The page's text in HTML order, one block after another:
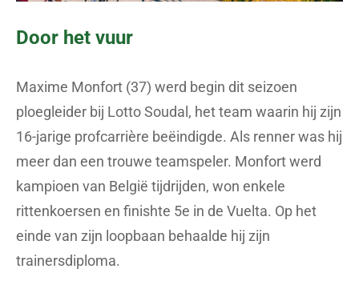
Door het vuur
Maxime Monfort (37) werd begin dit seizoen
ploegleider bij Lotto Soudal, het team waarin hij zijn
16-jarige profcarrière beëindigde. Als renner was hij
meer dan een trouwe teamspeler. Monfort werd
kampioen van België tijdrijden, won enkele
rittenkoersen en finishte 5e in de Vuelta. Op het
einde van zijn loopbaan behaalde hij zijn
trainersdiploma.